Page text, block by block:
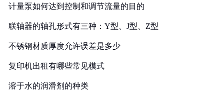
计量泵如何达到控制和调节流量的目的
联轴器的轴孔形式有三种：Y型、J型、Z型
不锈钢材质厚度允许误差是多少
复印机出租有哪些常见模式
溶于水的润滑剂的种类